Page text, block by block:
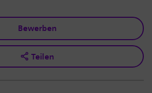
Bewerben
Teilen